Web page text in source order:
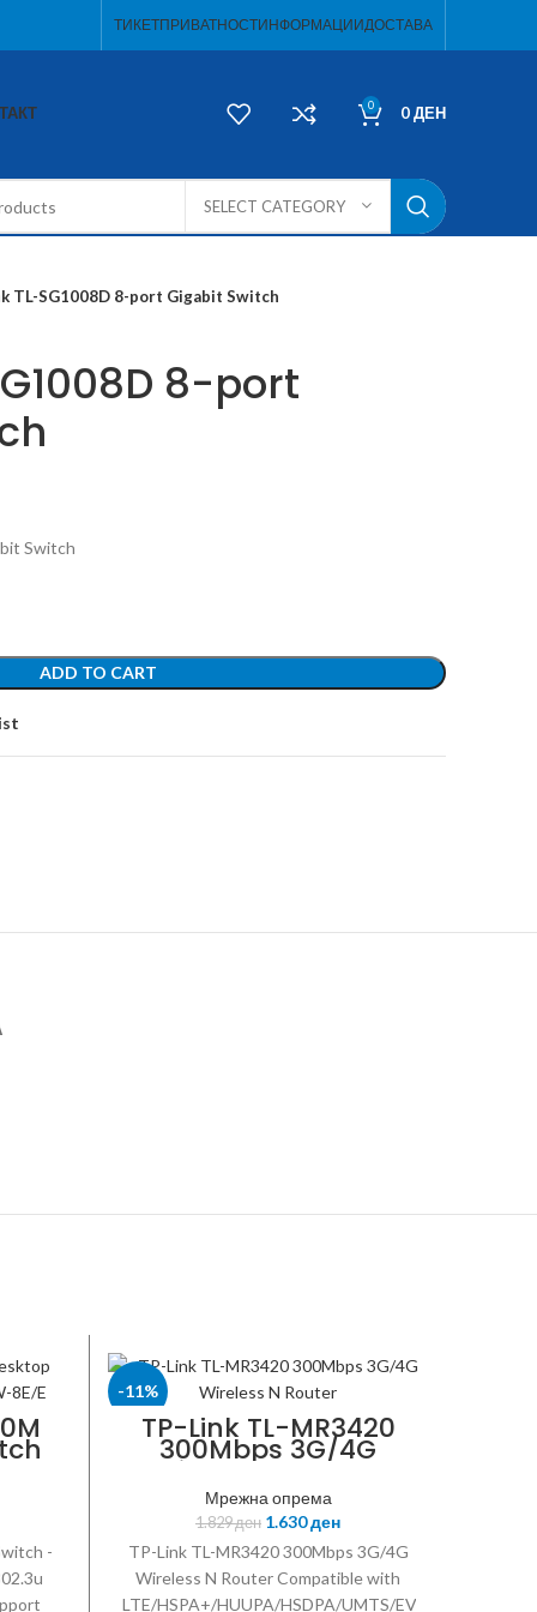
ТИКЕТПРИВАТНОСТИНФОРМАЦИИДОСТАВА
0 0ДЕН
SELECT CATEGORY
TL-SG1008D 8-port Gigabit Switch
8-port
Switch
ADD TO CART
-
-11%
TP-LINK
TP-Link TL-MR3420
300Mbps 3G/4G
Wireless N Router
Мрежна опрема
1.829ден 1.630ден
TP-Link TL-MR3420 300Mbps 3G/4G
Wireless N Router Compatible with
LTE/HSPA+/HUUPA/HSDPA/UMTS/EVDO